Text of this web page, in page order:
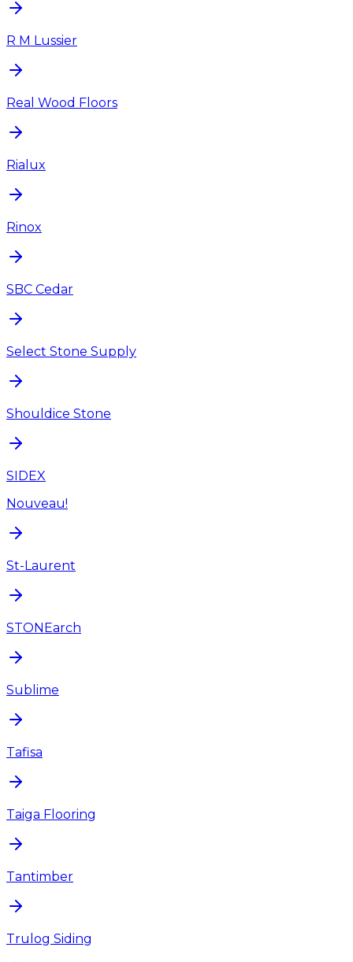
R M Lussier
Real Wood Floors
Rialux
Rinox
SBC Cedar
Select Stone Supply
Shouldice Stone
SIDEX
Nouveau!
St-Laurent
STONEarch
Sublime
Tafisa
Taiga Flooring
Tantimber
Trulog Siding